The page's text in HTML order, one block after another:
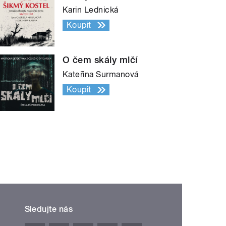
Karin Lednická
Koupit
O čem skály mlčí
Kateřina Surmanová
Koupit
Sledujte nás